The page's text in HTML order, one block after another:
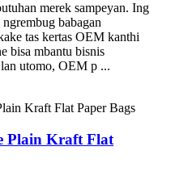
merek sampeyan. Ing
babagan
tas kertas OEM kanthi
bisa mbantu bisnis
utomo, OEM p ...
Plain Kraft Flat